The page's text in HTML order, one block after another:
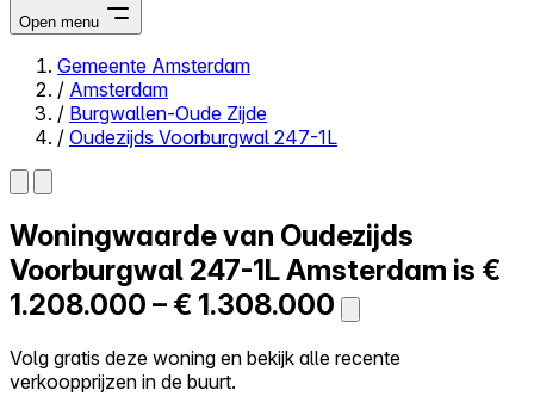
Open menu
Close menu
Zelf kopen
Alles-in-één
Reviews
Prijzen
Log in
Probeer Walter gratis
Gemeente Amsterdam
/ Amsterdam
/ Burgwallen-Oude Zijde
/ Oudezijds Voorburgwal 247-1L
Woningwaarde van Oudezijds
Voorburgwal 247-1LAmsterdam is €
1.208.000 – € 1.308.000
Volg gratis deze woning en bekijk alle recente
verkoopprijzen in de buurt.